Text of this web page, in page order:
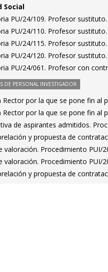
Social
PU/24/109. Profesor
PU/24/110. Profesor
PU/24/115. Profesor
PU/24/120. Profesor
PU/24/061. Profesor con
DE PERSONAL INVESTIGADOR
Rector por la que se pone fin al
Rector por la que se pone fin al
de aspirantes admitidos.
y propuesta de
valoración. Procedimiento PUI/
valoración. Procedimiento PUI/
y propuesta de